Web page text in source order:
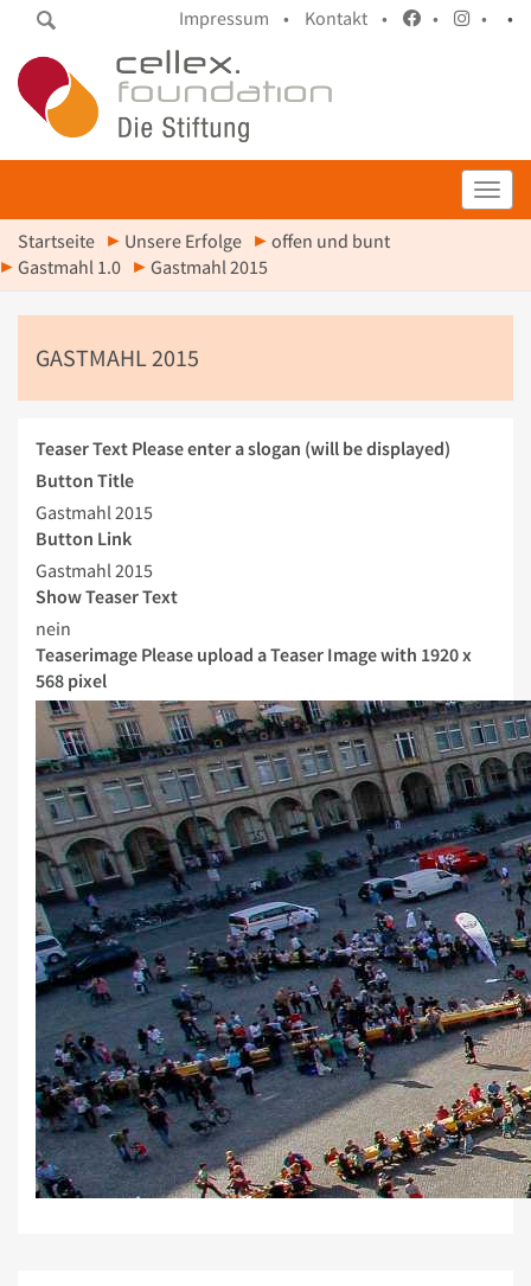
Impressum • Kontakt • • • •
Startseite Unsere Erfolge
offen und bunt
Gastmahl 1.0
Gastmahl 2015
GASTMAHL 2015
Teaser Text Please enter a slogan (will be displayed)
Button Title
Gastmahl 2015
Button Link
Gastmahl 2015
Show Teaser Text
nein
Teaserimage Please upload a Teaser Image with 1920 x
568 pixel